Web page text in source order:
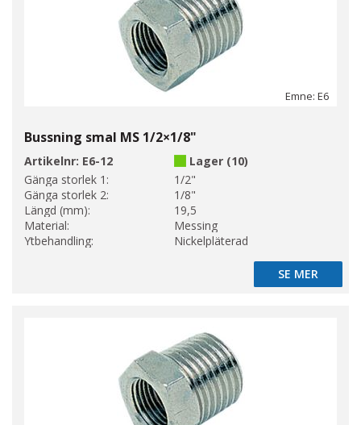
Emne: E6
Bussning smal MS 1/2×1/8"
Artikelnr: E6-12
Lager (10)
Gänga storlek 1:
1/2"
Gänga storlek 2:
1/8"
Längd (mm):
19,5
Material:
Messing
Ytbehandling:
Nickelpläterad
SE MER
SE MER